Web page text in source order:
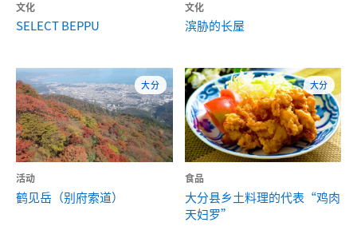
文化
SELECT BEPPU
文化
滨胁的长屋
大分
活动
鹤见岳（别府索道）
大分
食品
大分县乡土料理的代表“鸡肉
天妇罗”